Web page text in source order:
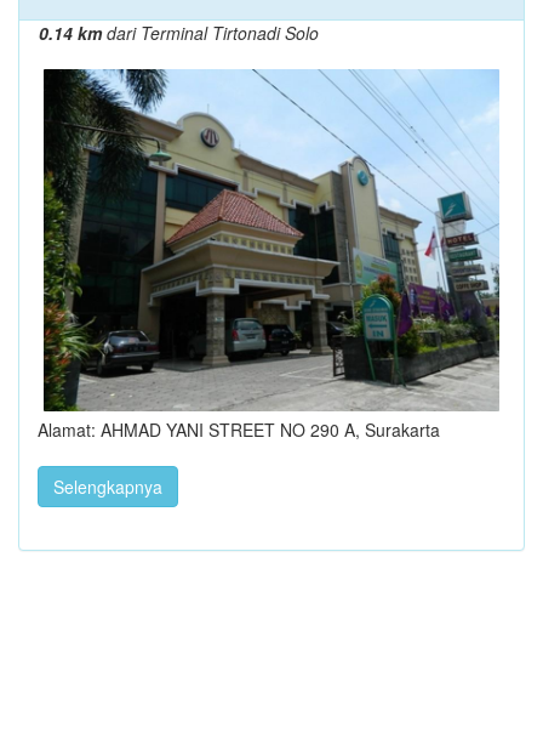
0.14 kmdari Terminal Tirtonadi Solo
Alamat: AHMAD YANI STREET NO 290 A, Surakarta
Selengkapnya